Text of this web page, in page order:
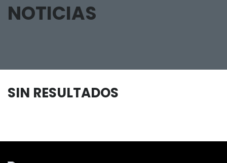
NOTICIAS
SIN RESULTADOS